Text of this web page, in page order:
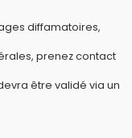
diffamatoires,
prenez contact
être validé via un